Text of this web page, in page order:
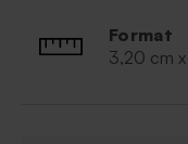
Format
3,20 cm